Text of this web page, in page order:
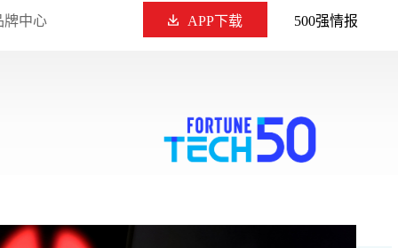
牌中心 APP下载 500强情报